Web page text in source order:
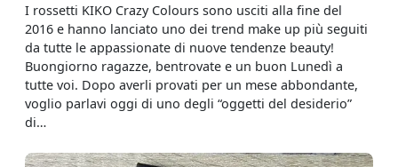
I rossetti KIKO Crazy Colours sono usciti alla fine del
2016 e hanno lanciato uno dei trend make up più seguiti
da tutte le appassionate di nuove tendenze beauty!
Buongiorno ragazze, bentrovate e un buon Lunedì a
tutte voi. Dopo averli provati per un mese abbondante,
voglio parlavi oggi di uno degli “oggetti del desiderio”
di…